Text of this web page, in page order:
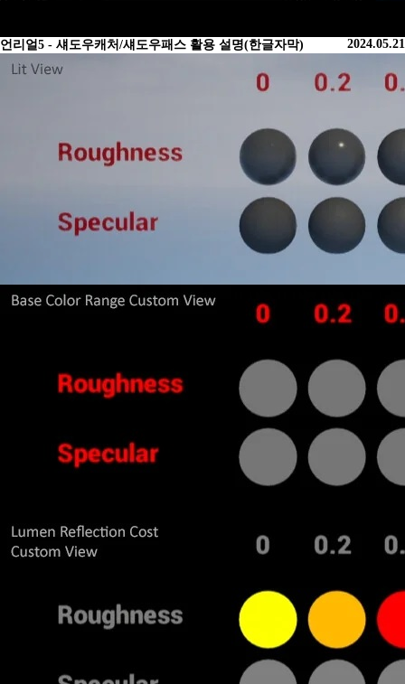
2024.05.21
언리얼5 - 섀도우캐처/섀도우패스 활용 설명(한글자막)